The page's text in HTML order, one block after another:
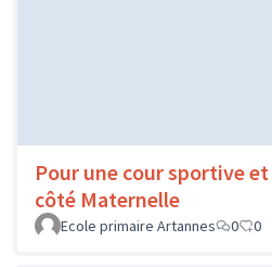
Pour une cour sportive
côté Maternelle
Ecole primaire Artannes
0 0